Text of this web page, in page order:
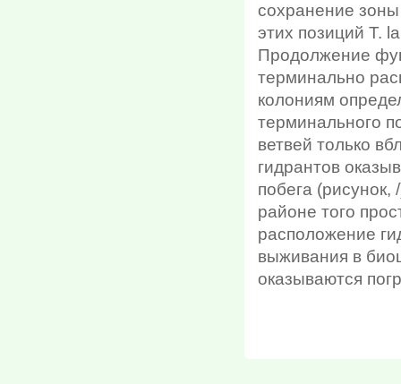
сохранение
этих позиций Т.
Продолжение
терминально
колониям
терминального
ветвей только
гидрантов
побега
районе того
расположение
выживания в
оказываются